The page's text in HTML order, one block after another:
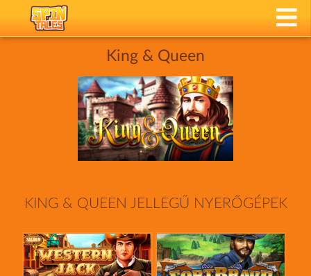
King & Queen
KING & QUEEN JELLEGŰ NYERŐGÉPEK